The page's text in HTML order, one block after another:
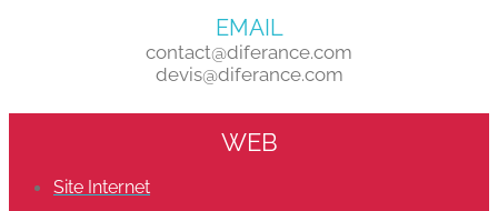
EMAIL
contact@diferance.com
devis@diferance.com
WEB
Site Internet